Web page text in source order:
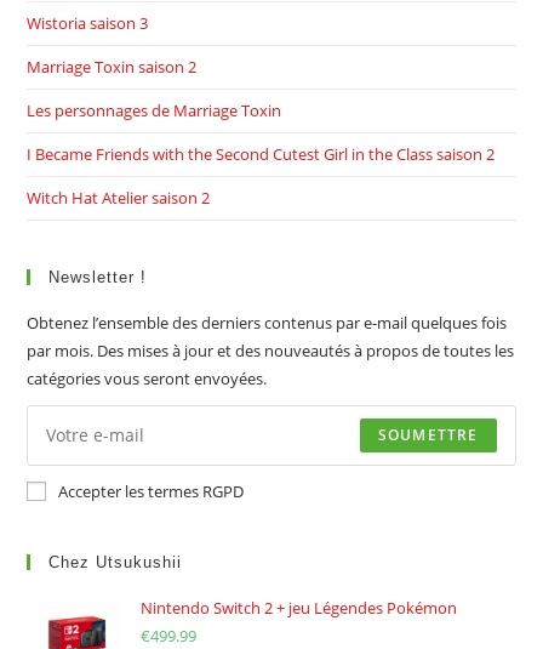
Wistoria saison 3
Marriage Toxin saison 2
Les personnages de Marriage Toxin
I Became Friends with the Second Cutest Girl in the Class saison 2
Witch Hat Atelier saison 2
Newsletter !
Obtenez l’ensemble des derniers contenus par e-mail quelques fois
par mois. Des mises à jour et des nouveautés à propos de toutes les
catégories vous seront envoyées.
SOUMETTRE
Accepter les termes RGPD
Chez Utsukushii
Nintendo Switch 2 + jeu Légendes Pokémon
€499.99